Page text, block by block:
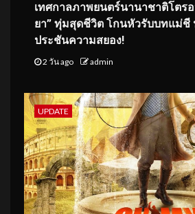
เทศกาลภาพยนตร์นานาชาติโตร
ยา” ทุ่มสุดชีวิต โกนหัวรับบทแม่ชี
ประชันความสยอง!
2 วัน ago admin
UPDATE